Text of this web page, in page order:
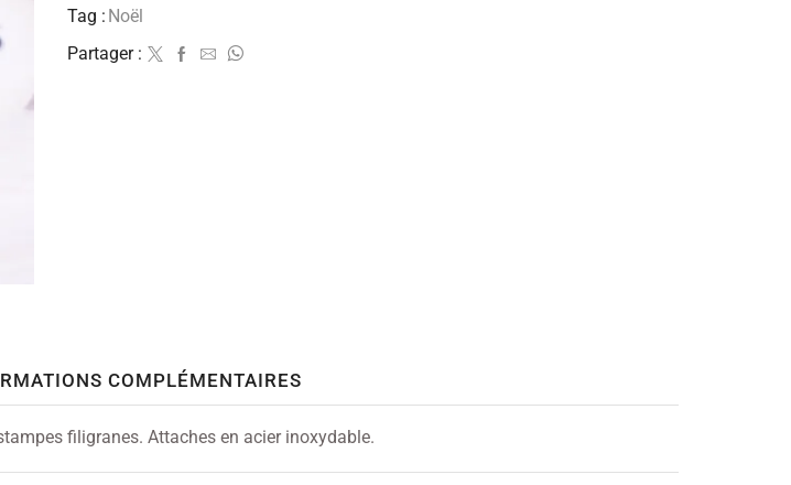
Tag : Noël
Partager :
COMPLÉMENTAIRES
filigranes. Attaches en acier inoxydable.